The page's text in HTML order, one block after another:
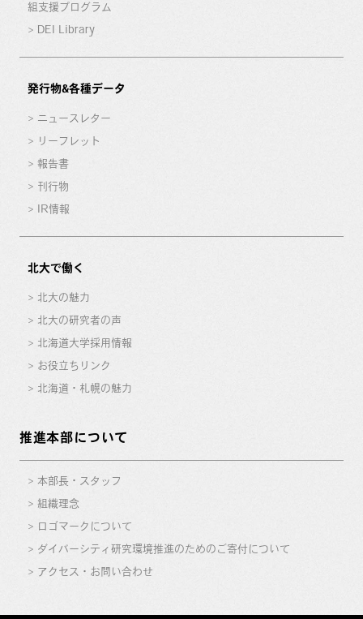
組支援プログラム
DEI Library
発行物&各種データ
ニュースレター
リーフレット
報告書
刊行物
IR情報
北大で働く
北大の魅力
北大の研究者の声
北海道大学採用情報
お役立ちリンク
北海道・札幌の魅力
推進本部について
本部長・スタッフ
組織理念
ロゴマークについて
ダイバーシティ研究環境推進のためのご寄付について
アクセス・お問い合わせ